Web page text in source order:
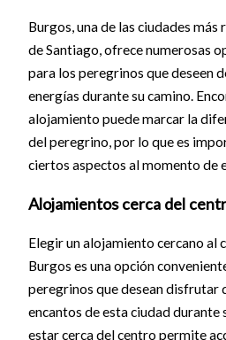
Burgos, una de las ciudades más
de Santiago, ofrece numerosas
para los peregrinos que deseen
energías durante su camino.
alojamiento puede marcar la
del peregrino, por lo que es
ciertos aspectos al momento de
Alojamientos cerca del
Elegir un alojamiento cercano al
Burgos es una opción
peregrinos que desean disfrutar
encantos de esta ciudad durante
estar cerca del centro permite